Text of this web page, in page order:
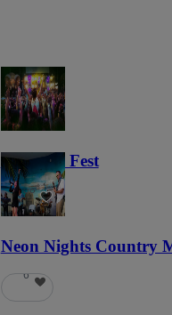
Haunted Fest
58
Neon Nights Country
6